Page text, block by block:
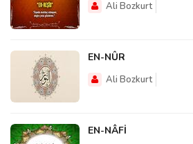
Ali Bozkurt
EN-NÛR
Ali Bozkurt
EN-NÂFİ